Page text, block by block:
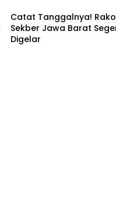
Catat Tanggalnya!
Sekber Jawa Barat
Digelar